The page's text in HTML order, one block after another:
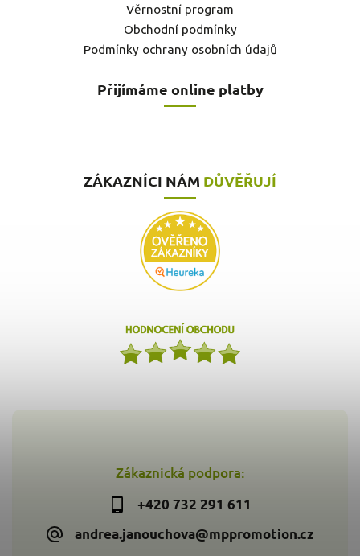
Zákaznická podpora:
+420 732 291 611
andrea.janouchova@mppromotion.cz
Věrnostní program
Obchodní podmínky
Podmínky ochrany osobních údajů
Přijímáme online platby
ZÁKAZNÍCI NÁM DŮVĚŘUJÍ